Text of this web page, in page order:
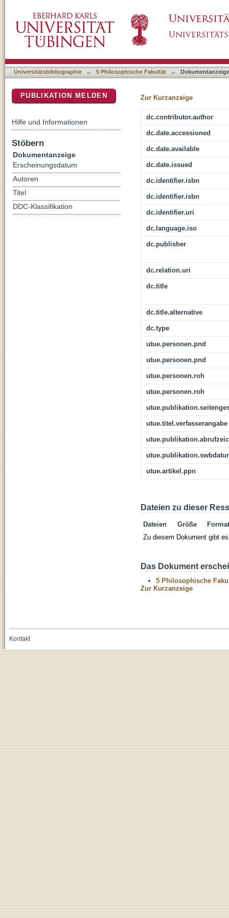
Migration
Universitätsbibliographie → 5 Philosophische Fakultät → Dokumentanzeige
Zur Kurzanzeige
dc.contributor.author
dc.date.accessioned
dc.date.available
dc.date.issued
dc.identifier.isbn
dc.identifier.isbn
dc.identifier.uri
dc.language.iso
dc.publisher
dc.relation.uri
dc.title
dc.title.alternative
dc.type
utue.personen.pnd
utue.personen.pnd
utue.personen.roh
utue.personen.roh
utue.titel.verfasserangabe
utue.artikel.ppn
Dateien zu dieser
Dateien Größe
Format
Zu diesem Dokument gibt
Das Dokument
5 Philosophische
Zur Kurzanzeige
PUBLIKATION MELDEN
Hilfe und Informationen
Stöbern
Dokumentanzeige
Erscheinungsdatum
Autoren
Titel
DDC-Klassifikation
Kontakt